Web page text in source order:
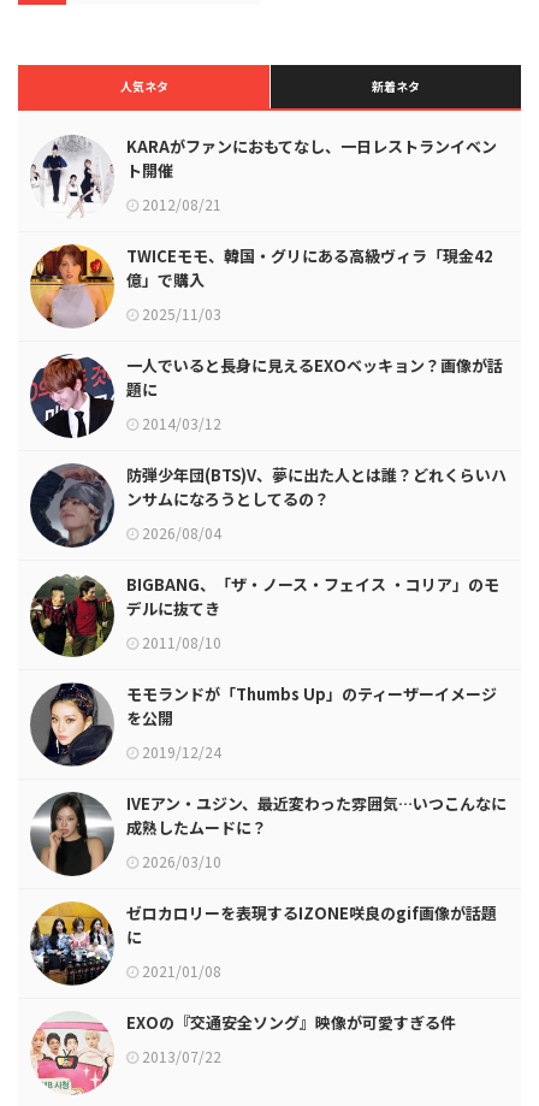
人気ネタ 新着ネタ
KARAがファンにおもてなし、一日レストランイベン
ト開催
2012/08/21
TWICEモモ、韓国・グリにある高級ヴィラ「現金42
億」で購入
2025/11/03
一人でいると長身に見えるEXOベッキョン？画像が話
題に
2014/03/12
防弾少年団(BTS)V、夢に出た人とは誰？どれくらいハ
ンサムになろうとしてるの？
2026/08/04
BIGBANG、「ザ・ノース・フェイス ・コリア」のモ
デルに抜てき
2011/08/10
モモランドが「Thumbs Up」のティーザーイメージ
を公開
2019/12/24
IVEアン・ユジン、最近変わった雰囲気…いつこんなに
成熟したムードに？
2026/03/10
ゼロカロリーを表現するIZONE咲良のgif画像が話題
に
2021/01/08
EXOの『交通安全ソング』映像が可愛すぎる件
2013/07/22